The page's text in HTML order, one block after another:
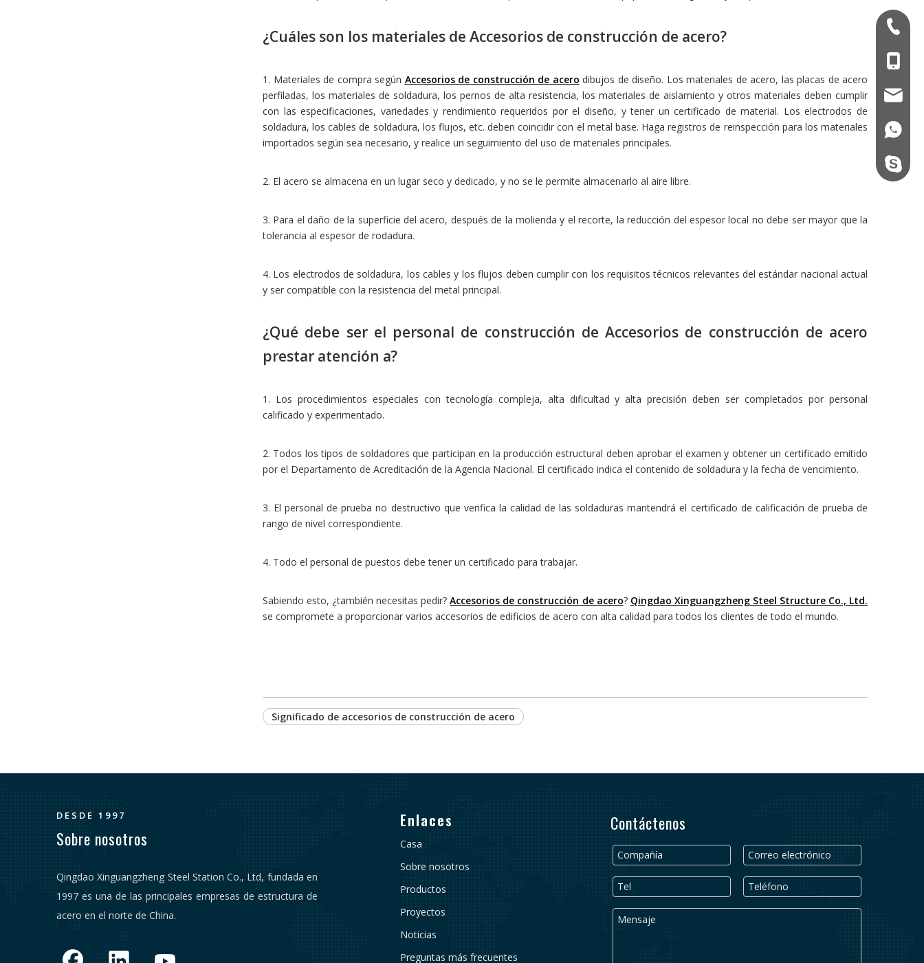
¿Cuáles son los materiales de Accesorios de construcción de acero?
1. Materiales de compra según Accesorios de construcción de acero dibujos de diseño. Los materiales de acero, las placas de acero
perfiladas, los materiales de soldadura, los pernos de alta resistencia, los materiales de aislamiento y otros materiales deben cumplir
con las especificaciones, variedades y rendimiento requeridos por el diseño, y tener un certificado de material. Los electrodos de
soldadura, los cables de soldadura, los flujos, etc. deben coincidir con el metal base. Haga registros de reinspección para los materiales
importados según sea necesario, y realice un seguimiento del uso de materiales principales.
2. El acero se almacena en un lugar seco y dedicado, y no se le permite almacenarlo al aire libre.
3. Para el daño de la superficie del acero, después de la molienda y el recorte, la reducción del espesor local no debe ser mayor que la
tolerancia al espesor de rodadura.
4. Los electrodos de soldadura, los cables y los flujos deben cumplir con los requisitos técnicos relevantes del estándar nacional actual
y ser compatible con la resistencia del metal principal.
¿Qué debe ser el personal de construcción de Accesorios de construcción de acero
prestar atención a?
1. Los procedimientos especiales con tecnología compleja, alta dificultad y alta precisión deben ser completados por personal
calificado y experimentado.
2. Todos los tipos de soldadores que participan en la producción estructural deben aprobar el examen y obtener un certificado emitido
por el Departamento de Acreditación de la Agencia Nacional. El certificado indica el contenido de soldadura y la fecha de vencimiento.
3. El personal de prueba no destructivo que verifica la calidad de las soldaduras mantendrá el certificado de calificación de prueba de
rango de nivel correspondiente.
4. Todo el personal de puestos debe tener un certificado para trabajar.
Sabiendo esto, ¿también necesitas pedir?Accesorios de construcción de acero? Qingdao Xinguangzheng Steel Structure Co., Ltd.
se compromete a proporcionar varios accesorios de edificios de acero con alta calidad para todos los clientes de todo el mundo.
Significado de accesorios de construcción de acero
DESDE 1997
Sobre nosotros
Qingdao Xinguangzheng Steel Station Co., Ltd, fundada en
1997 es una de las principales empresas de estructura de
acero en el norte de China.
+ 86-
+86 -
Enlaces
Casa
Sobre nosotros
Productos
Proyectos
Noticias
Preguntas más frecuentes
Contáctenos